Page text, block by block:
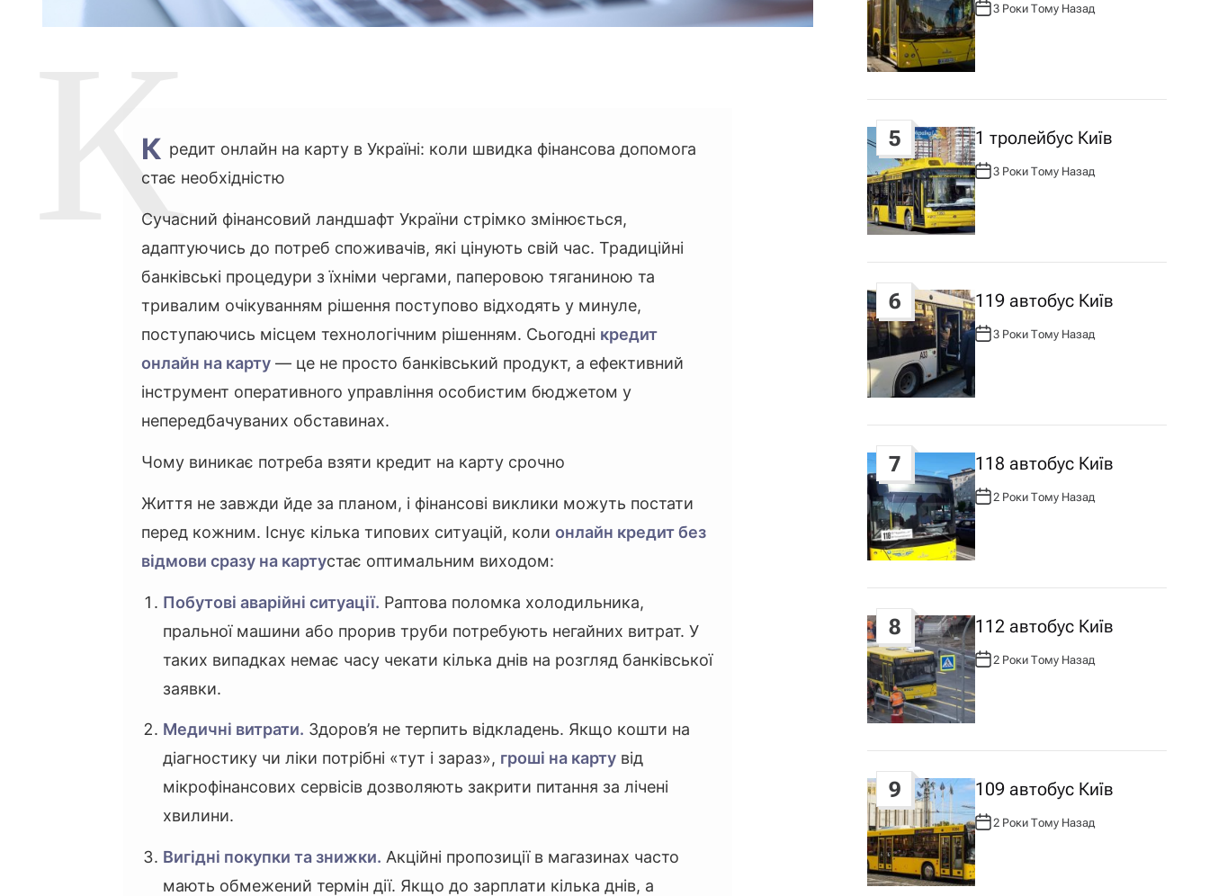
К редит онлайн на карту в Україні: коли швидка фінансова допомога
стає необхідністю
Сучасний фінансовий ландшафт України стрімко змінюється,
адаптуючись до потреб споживачів, які цінують свій час. Традиційні
банківські процедури з їхніми чергами, паперовою тяганиною та
тривалим очікуванням рішення поступово відходять у минуле,
поступаючись місцем технологічним рішенням. Сьогодні кредит
онлайн на карту — це не просто банківський продукт, а ефективний
інструмент оперативного управління особистим бюджетом у
непередбачуваних обставинах.
Чому виникає потреба взяти кредит на карту срочно
Життя не завжди йде за планом, і фінансові виклики можуть постати
перед кожним. Існує кілька типових ситуацій, коли онлайн кредит без
відмови сразу на картустає оптимальним виходом:
Побутові аварійні ситуації. Раптова поломка холодильника,
пральної машини або прорив труби потребують негайних витрат. У
таких випадках немає часу чекати кілька днів на розгляд банківської
заявки.
Медичні витрати. Здоров’я не терпить відкладень. Якщо кошти на
діагностику чи ліки потрібні «тут і зараз», гроші на карту від
мікрофінансових сервісів дозволяють закрити питання за лічені
хвилини.
Вигідні покупки та знижки. Акційні пропозиції в магазинах часто
мають обмежений термін дії. Якщо до зарплати кілька днів, а
А
В
Т
О
Р
:
3 Роки Тому Назад
5 1 тролейбус Київ
А
В
Т
О
Р
:
3 Роки Тому Назад
6 119 автобус Київ
А
Р
:
3 Роки Тому Назад
7 118 автобус Київ
А
В
Т
Р
:
2 Роки Тому Назад
8 112 автобус Київ
А
В
О
Р
:
2 Роки Тому Назад
9 109 автобус Київ
А
В
Т
О
Р
:
2 Роки Тому Назад